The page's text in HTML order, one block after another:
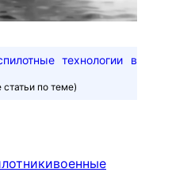
технологии в
статьи по теме)
военные